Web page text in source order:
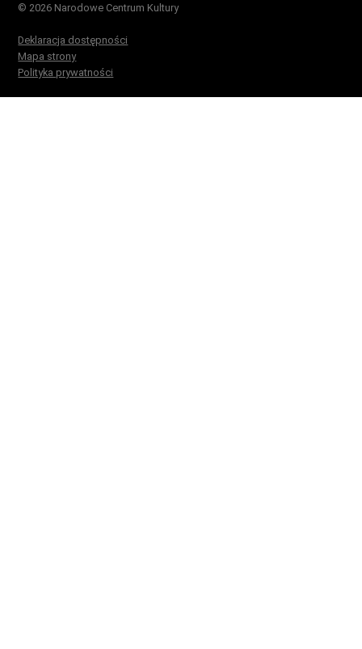
© 2026 Narodowe Centrum Kultury
Deklaracja dostępności
Mapa strony
Polityka prywatności